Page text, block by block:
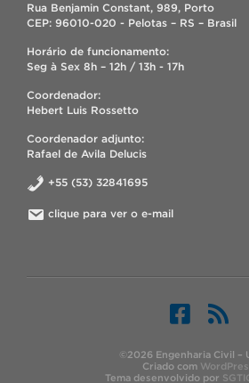
Rua Benjamin Constant, 989, Porto
CEP: 96010-020 - Pelotas – RS – Brasil
Horário de funcionamento:
Seg à Sex 8h – 12h / 13h - 17h
Coordenador:
Hebert Luis Rossetto
Coordenador adjunto:
Rafael de Avila Delucis
+55 (53) 32841695
clique para ver o e-mail
©2026 Engenharia Civil –
Criado com
Tema desenvolvido por